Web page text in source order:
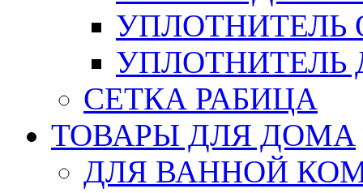
УПЛОТНИТЕЛЬ
СЕТКА РАБИЦА
ТОВАРЫ ДЛЯ ДОМА
ДЛЯ ВАННОЙ